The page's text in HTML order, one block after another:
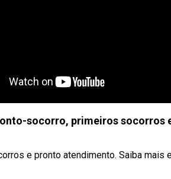
socorro, primeiros socorros
e pronto atendimento. Saiba mais